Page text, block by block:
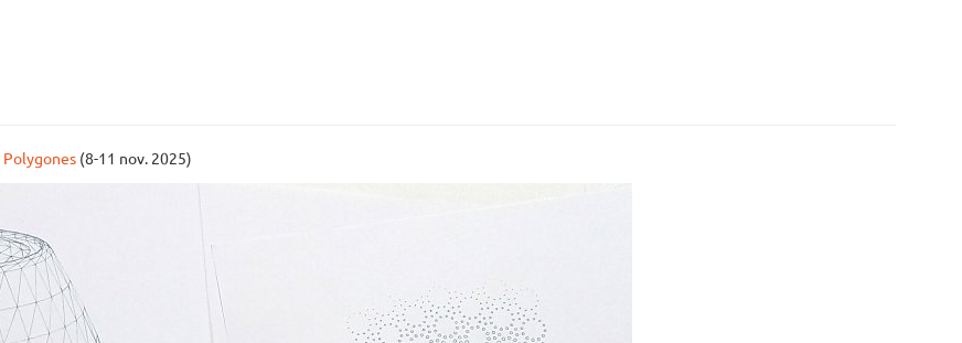
Polygones (8-11 nov. 2025)